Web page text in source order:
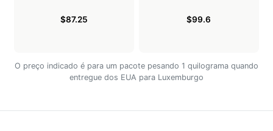
$87.25 $99.6
O preço indicado é para um pacote pesando 1 quilograma quando
entregue dos EUA para Luxemburgo